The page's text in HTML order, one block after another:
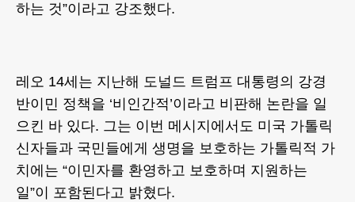
하는 것”이라고 강조했다.
레오 14세는 지난해 도널드 트럼프 대통령의 강경
반이민 정책을 ‘비인간적’이라고 비판해 논란을 일
으킨 바 있다. 그는 이번 메시지에서도 미국 가톨릭
신자들과 국민들에게 생명을 보호하는 가톨릭적 가
치에는 “이민자를 환영하고 보호하며 지원하는
일”이 포함된다고 밝혔다.